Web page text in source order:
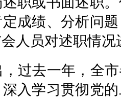
成绩、分析问
人员对述职情况
过去一年，全
入学习贯彻党